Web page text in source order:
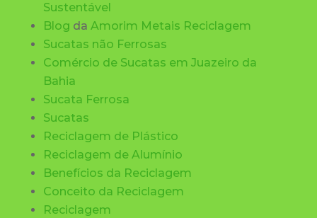
Sustentável
Blog da Amorim Metais Reciclagem
Sucatas não Ferrosas
Comércio de Sucatas em Juazeiro da
Bahia
Sucata Ferrosa
Sucatas
Reciclagem de Plástico
Reciclagem de Alumínio
Benefícios da Reciclagem
Conceito da Reciclagem
Reciclagem